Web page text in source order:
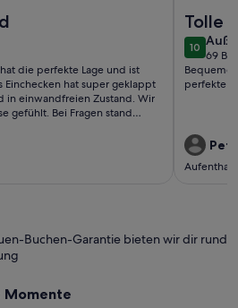
die perfekte Lage und ist
in einwandfreien Zustand. Wir
gefühlt. Bei Fragen stand
Tolle
1010 von
69
(69
Buchen-Garantie bieten wir dir rund
Momente